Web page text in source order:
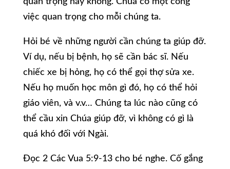
việc quan trọng cho mỗi chúng ta.
Hỏi bé về những người cần chúng ta giúp đỡ.
Ví dụ, nếu bị bệnh, họ sẽ cần bác sĩ. Nếu
chiếc xe bị hỏng, họ có thể gọi thợ sửa xe.
Nếu họ muốn học môn gì đó, họ có thể hỏi
giáo viên, và v.v… Chúng ta lúc nào cũng có
thể cầu xin Chúa giúp đỡ, vì không có gì là
quá khó đối với Ngài.
Đọc 2 Các Vua 5:9-13 cho bé nghe. Cố gắng